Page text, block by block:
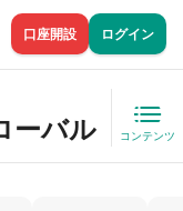
口座開設 ログイン
ーバル コンテンツ